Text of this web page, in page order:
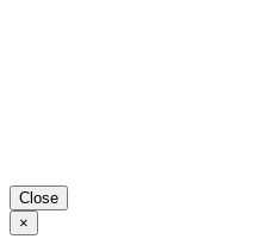
Close
×